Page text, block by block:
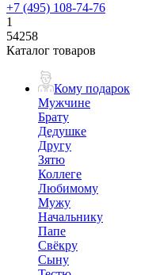
+7 (495) 108-74-76
1
54258
Каталог товаров
Кому подарок
Мужчине
Брату
Дедушке
Другу
Зятю
Коллеге
Любимому
Мужу
Начальнику
Папе
Свёкру
Сыну